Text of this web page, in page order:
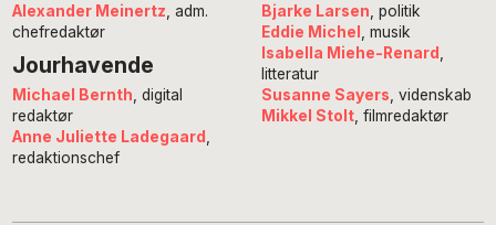
Alexander Meinertz , adm.
chefredaktør
Jourhavende
Michael Bernth, digital
redaktør
Anne Juliette Ladegaard ,
redaktionschef
Bjarke Larsen , politik
Eddie Michel , musik
Isabella Miehe-Renard
litteratur
Susanne Sayers , videnskab
Mikkel Stolt, filmredaktør